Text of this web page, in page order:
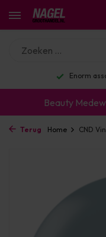
Enorm
Beauty
Terug Home CND